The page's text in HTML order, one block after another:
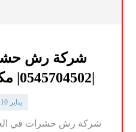
شركة رش
يناير 10, 2025
شركة رش حشرات في